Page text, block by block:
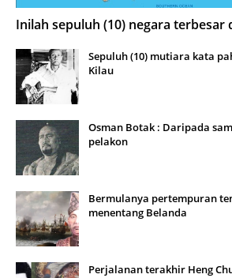
Inilah sepuluh (10) negara terbesar
Sepuluh (10) mutiara kata
Kilau
Osman Botak : Daripada
pelakon
Bermulanya pertempuran
menentang Belanda
Perjalanan terakhir Heng